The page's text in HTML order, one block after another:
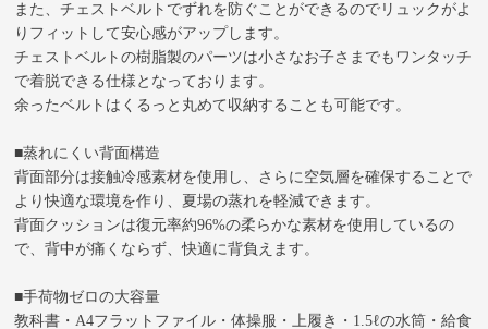
また、チェストベルトでずれを防ぐことができるのでリュックがよ
りフィットして安心感がアップします。
チェストベルトの樹脂製のパーツは小さなお子さまでもワンタッチ
で着脱できる仕様となっております。
余ったベルトはくるっと丸めて収納することも可能です。
■蒸れにくい背面構造
背面部分は接触冷感素材を使用し、さらに空気層を確保することで
より快適な環境を作り、夏場の蒸れを軽減できます。
背面クッションは復元率約96%の柔らかな素材を使用しているの
で、背中が痛くならず、快適に背負えます。
■手荷物ゼロの大容量
教科書・A4フラットファイル・体操服・上履き・1.5ℓの水筒・給食